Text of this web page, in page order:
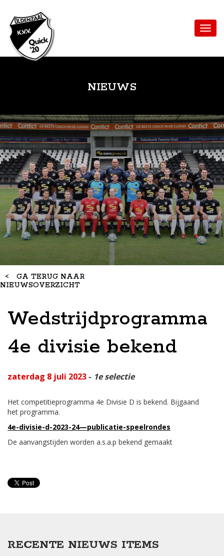
NIEUWS
< GA TERUG NAAR
NIEUWSOVERZICHT
Wedstrijdprogramma
4e divisie bekend
zaterdag 8 juli 2023 - 1e selectie
Het competitieprogramma 4e Divisie D is bekend. Bijgaand
het programma.
4e-divisie-d-2023-24—publicatie-speelrondes
De aanvangstijden worden a.s.a.p bekend gemaakt
RECENTE NIEUWS ITEMS